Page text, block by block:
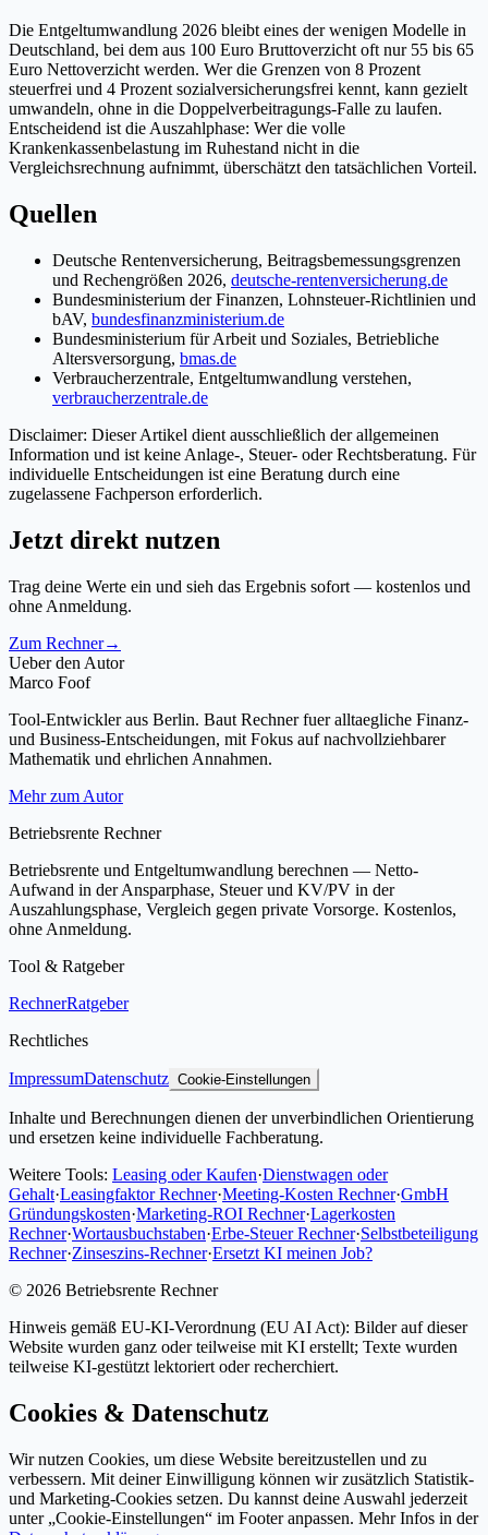
Die Entgeltumwandlung 2026 bleibt eines der wenigen Modelle in
Deutschland, bei dem aus 100 Euro Bruttoverzicht oft nur 55 bis 65
Euro Nettoverzicht werden. Wer die Grenzen von 8 Prozent
steuerfrei und 4 Prozent sozialversicherungsfrei kennt, kann gezielt
umwandeln, ohne in die Doppelverbeitragungs-Falle zu laufen.
Entscheidend ist die Auszahlphase: Wer die volle
Krankenkassenbelastung im Ruhestand nicht in die
Vergleichsrechnung aufnimmt, überschätzt den tatsächlichen Vorteil.
Quellen
Deutsche Rentenversicherung, Beitragsbemessungsgrenzen
und Rechengrößen 2026, deutsche-rentenversicherung.de
Bundesministerium der Finanzen, Lohnsteuer-Richtlinien und
bAV, bundesfinanzministerium.de
Bundesministerium für Arbeit und Soziales, Betriebliche
Altersversorgung, bmas.de
Verbraucherzentrale, Entgeltumwandlung verstehen,
verbraucherzentrale.de
Disclaimer: Dieser Artikel dient ausschließlich der allgemeinen
Information und ist keine Anlage-, Steuer- oder Rechtsberatung. Für
individuelle Entscheidungen ist eine Beratung durch eine
zugelassene Fachperson erforderlich.
Jetzt direkt nutzen
Trag deine Werte ein und sieh das Ergebnis sofort — kostenlos und
ohne Anmeldung.
Zum Rechner→
Ueber den Autor
Marco Foof
Tool-Entwickler aus Berlin. Baut Rechner fuer alltaegliche Finanz-
und Business-Entscheidungen, mit Fokus auf nachvollziehbarer
Mathematik und ehrlichen Annahmen.
Mehr zum Autor
Betriebsrente Rechner
Betriebsrente und Entgeltumwandlung berechnen — Netto-
Aufwand in der Ansparphase, Steuer und KV/PV in der
Auszahlungsphase, Vergleich gegen private Vorsorge. Kostenlos,
ohne Anmeldung.
Tool & Ratgeber
RechnerRatgeber
Rechtliches
ImpressumDatenschutz Cookie-Einstellungen
Inhalte und Berechnungen dienen der unverbindlichen Orientierung
und ersetzen keine individuelle Fachberatung.
Weitere Tools: Leasing oder Kaufen·Dienstwagen oder
Gehalt·Leasingfaktor Rechner·Meeting-Kosten Rechner·GmbH
Gründungskosten·Marketing-ROI Rechner·Lagerkosten
Rechner·Wortausbuchstaben·Erbe-Steuer Rechner·Selbstbeteiligung
Rechner·Zinseszins-Rechner·Ersetzt KI meinen Job?
© 2026 Betriebsrente Rechner
Hinweis gemäß EU-KI-Verordnung (EU AI Act): Bilder auf dieser
Website wurden ganz oder teilweise mit KI erstellt; Texte wurden
teilweise KI-gestützt lektoriert oder recherchiert.
Cookies & Datenschutz
Wir nutzen Cookies, um diese Website bereitzustellen und zu
verbessern. Mit deiner Einwilligung können wir zusätzlich Statistik-
und Marketing-Cookies setzen. Du kannst deine Auswahl jederzeit
unter „Cookie-Einstellungen“ im Footer anpassen. Mehr Infos in der